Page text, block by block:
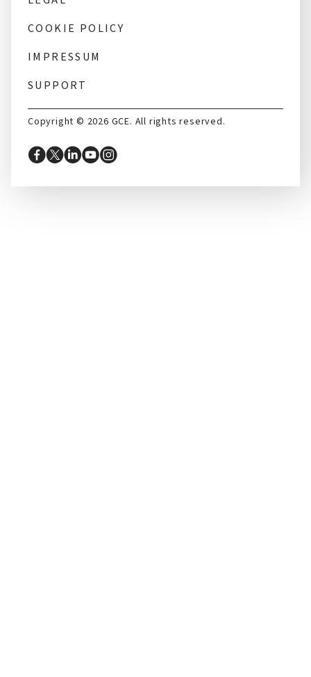
Copyright © 2026 GCE. All rights reserved.
COOKIE POLICY
IMPRESSUM
SUPPORT